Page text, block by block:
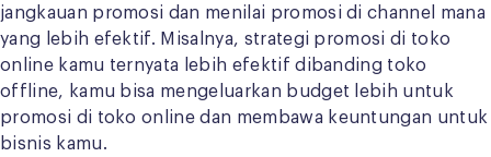
jangkauan promosi dan menilai promosi di channel mana
yang lebih efektif. Misalnya, strategi promosi di toko
online kamu ternyata lebih efektif dibanding toko
offline, kamu bisa mengeluarkan budget lebih untuk
promosi di toko online dan membawa keuntungan untuk
bisnis kamu.